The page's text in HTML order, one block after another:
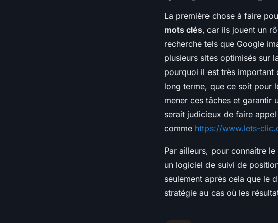
La première chose à faire
mots clés, car ils jouent un
recherche tels que Google
plusieurs sites optimisés sur
pourquoi il est très important
long terme, que ce soit pour
mener ces tâches et garantir
serait judicieux de faire appel
comme https://www.lets-
Par ailleurs, pour connaitre
un logiciel de suivi de
seulement après cela que le
stratégie au cas où les